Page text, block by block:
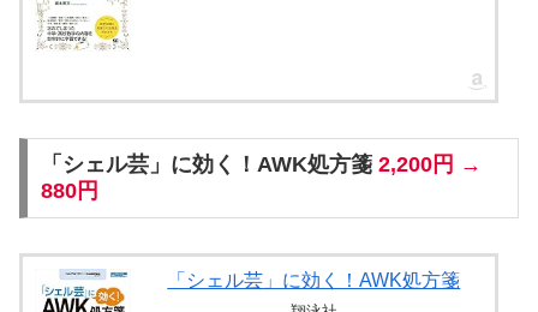
「シェル芸」に効く！AWK処方箋 2,200円 →
880円
「シェル芸」に効く！AWK処方箋